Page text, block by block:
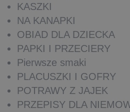
KASZKI
NA KANAPKI
OBIAD DLA DZIECKA
PAPKI I PRZECIERY
Pierwsze smaki
PLACUSZKI I GOFRY
POTRAWY Z JAJEK
PRZEPISY DLA